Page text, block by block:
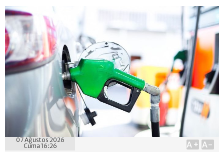
07 Ağustos 2026
Cuma 16:26
A+ A-